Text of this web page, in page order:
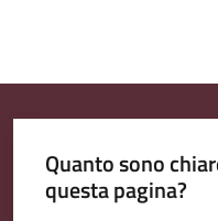
Quanto sono
questa pagina?